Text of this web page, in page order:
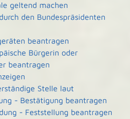
geltend machen
den Bundespräsidenten
beantragen
Bürgerin oder
beantragen
Stelle laut
- Bestätigung beantragen
- Feststellung beantragen